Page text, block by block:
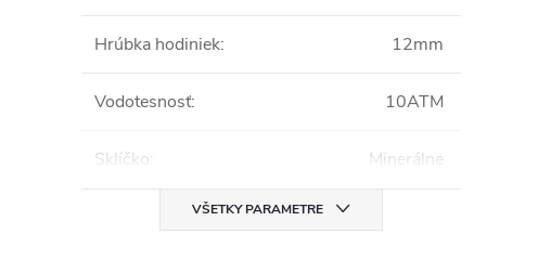
Hrúbka hodiniek: 12mm
Vodotesnosť: 10ATM
Sklíčko: Minerálne
VŠETKY PARAMETRE